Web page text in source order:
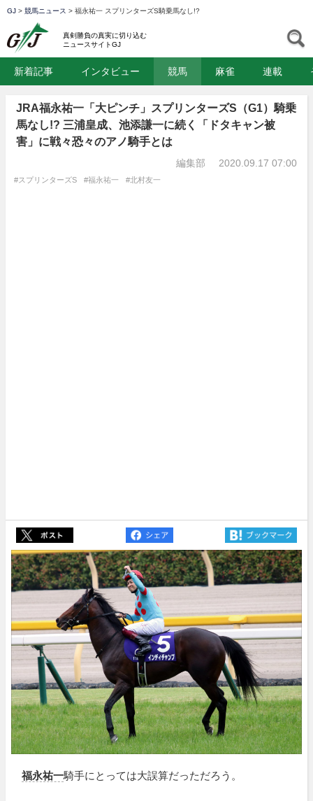
GJ > 競馬ニュース > 福永祐一 スプリンターズS騎乗馬なし!?
真剣勝負の真実に切り込む
ニュースサイトGJ
新着記事 インタビュー 競馬 麻雀 連載
JRA福永祐一「大ピンチ」スプリンターズS（G1）騎乗
馬なし!? 三浦皇成、池添謙一に続く「ドタキャン被
害」に戦々恐々のアノ騎手とは
編集部 2020.09.17 07:00
#スプリンターズS #福永祐一 #北村友一
福永祐一騎手にとっては大誤算だっただろう。